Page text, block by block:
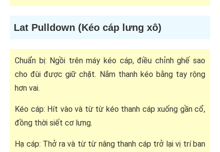
Lat Pulldown (Kéo cáp lưng xô)
Chuẩn bị: Ngồi trên máy kéo cáp, điều chỉnh ghế sao
cho đùi được giữ chặt. Nắm thanh kéo bằng tay rộng
hơn vai.
Kéo cáp: Hít vào và từ từ kéo thanh cáp xuống gần cổ,
đồng thời siết cơ lưng.
Hạ cáp: Thở ra và từ từ nâng thanh cáp trở lại vị trí ban